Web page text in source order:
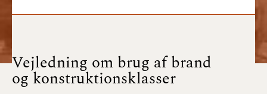
BR18 (17/9 - 31/12
2022)
Vejledning om brug af brand
og konstruktionsklasser